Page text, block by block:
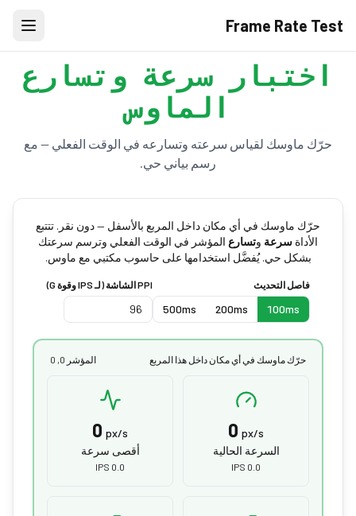
Frame Rate Test
اختبار سرعة وتسارع
الماوس
حرّك ماوسك لقياس سرعته وتسارعه في الوقت الفعلي — مع
رسم بياني حي.
حرّك ماوسك في أي مكان داخل المربع بالأسفل — دون نقر. تتتبع
الأداة سرعة وتسارع المؤشر في الوقت الفعلي وترسم سرعتك
بشكل حي. يُفضَّل استخدامها على حاسوب مكتبي مع ماوس.
فاصل التحديث
100ms
200ms
500ms
PPI الشاشة (لـ IPS وقوة G)
حرّك ماوسك في أي مكان داخل هذا المربع المؤشر 0, 0
0 px/s
السرعة الحالية
0.0 IPS
0 px/s
أقصى سرعة
0.0 IPS